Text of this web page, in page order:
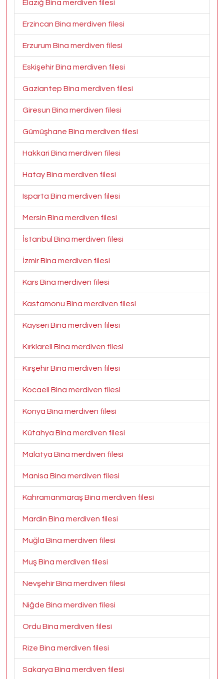
Elazığ Bina merdiven filesi
Erzincan Bina merdiven filesi
Erzurum Bina merdiven filesi
Eskişehir Bina merdiven filesi
Gaziantep Bina merdiven filesi
Giresun Bina merdiven filesi
Gümüşhane Bina merdiven filesi
Hakkari Bina merdiven filesi
Hatay Bina merdiven filesi
Isparta Bina merdiven filesi
Mersin Bina merdiven filesi
İstanbul Bina merdiven filesi
İzmir Bina merdiven filesi
Kars Bina merdiven filesi
Kastamonu Bina merdiven filesi
Kayseri Bina merdiven filesi
Kırklareli Bina merdiven filesi
Kırşehir Bina merdiven filesi
Kocaeli Bina merdiven filesi
Konya Bina merdiven filesi
Kütahya Bina merdiven filesi
Malatya Bina merdiven filesi
Manisa Bina merdiven filesi
Kahramanmaraş Bina merdiven filesi
Mardin Bina merdiven filesi
Muğla Bina merdiven filesi
Muş Bina merdiven filesi
Nevşehir Bina merdiven filesi
Niğde Bina merdiven filesi
Ordu Bina merdiven filesi
Rize Bina merdiven filesi
Sakarya Bina merdiven filesi